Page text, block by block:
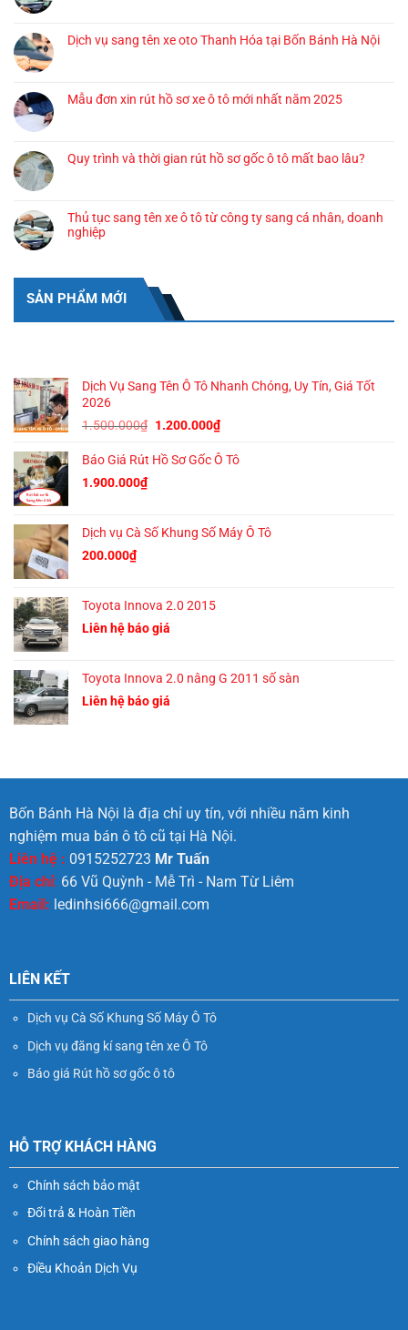
Dịch vụ sang tên xe oto Thanh Hóa tại Bốn Bánh Hà Nội
Mẫu đơn xin rút hồ sơ xe ô tô mới nhất năm 2025
Quy trình và thời gian rút hồ sơ gốc ô tô mất bao lâu?
Thủ tục sang tên xe ô tô từ công ty sang cá nhân, doanh
nghiệp
SẢN PHẨM MỚI
Dịch Vụ Sang Tên Ô Tô Nhanh Chóng, Uy Tín, Giá Tốt
2026
1.500.000₫ Giá
là:
1.200.000₫Giá
tại
Báo Giá Rút Hồ Sơ Gốc Ô Tô
1.900.000₫
Dịch vụ Cà Số Khung Số Máy Ô Tô
200.000₫
Toyota Innova 2.0 2015
Liên hệ báo giá
Toyota Innova 2.0 nâng G 2011 số sàn
Liên hệ báo giá
Bốn Bánh Hà Nội là địa chỉ uy tín, với nhiều năm kinh
nghiệm mua bán ô tô cũ tại Hà Nội.
Liên hệ : 0915252723 Mr Tuấn
Địa chỉ: 66 Vũ Quỳnh - Mễ Trì - Nam Từ Liêm
Email: ledinhsi666@gmail.com
LIÊN KẾT
Dịch vụ Cà Số Khung Số Máy Ô Tô
Dịch vụ đăng kí sang tên xe Ô Tô
Báo giá Rút hồ sơ gốc ô tô
HỖ TRỢ KHÁCH HÀNG
Chính sách bảo mật
Đổi trả & Hoàn Tiền
Chính sách giao hàng
Điều Khoản Dịch Vụ